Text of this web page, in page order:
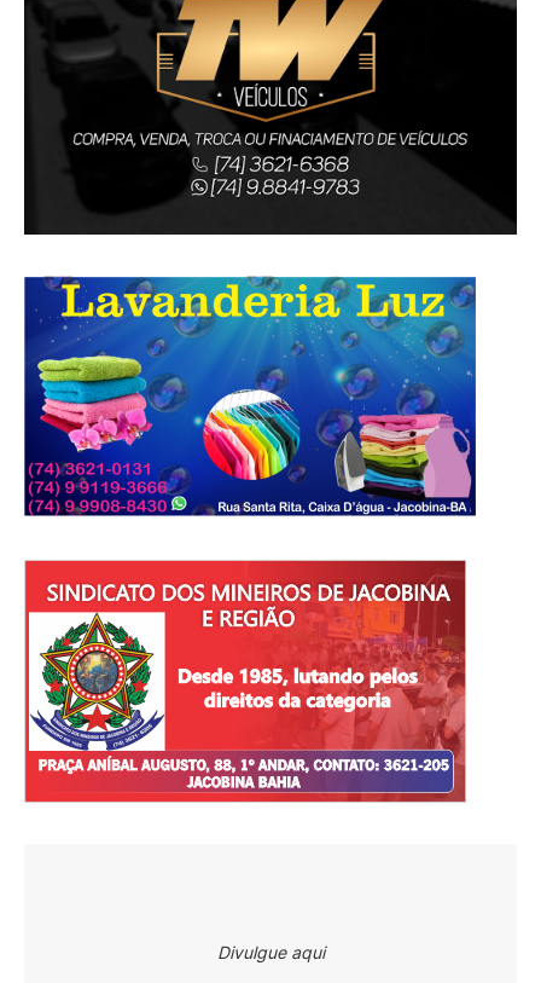
Divulgue aqui